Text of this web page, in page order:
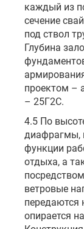
каждый из
сечение
под ствол
Глубина
проектом –
– 25Г2С.
4.5 По
диафрагмы,
функции
отдыха, а
ветровые
передаются
опирается